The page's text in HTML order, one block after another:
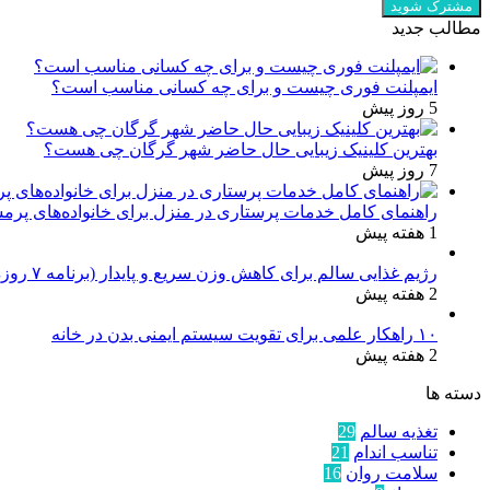
مطالب جدید
ایمپلنت فوری چیست و برای چه کسانی مناسب است؟
5 روز پیش
بهترین کلینیک زیبایی حال حاضر شهر گرگان چی هست؟
7 روز پیش
راهنمای کامل خدمات پرستاری در منزل برای خانواده‌های
1 هفته پیش
رژیم غذایی سالم برای کاهش وزن سریع و پایدار (برنامه ۷ روزه کامل)
2 هفته پیش
۱۰ راهکار علمی برای تقویت سیستم ایمنی بدن در خانه
2 هفته پیش
دسته ها
تغذیه سالم 29
تناسب اندام 21
سلامت روان 16